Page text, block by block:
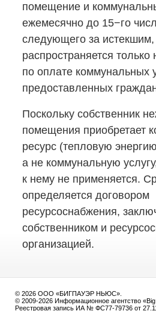
помещение и
ежемесячно до 15−го
следующего за истекшим,
распространяется
по оплате коммунальных
предоставленных
Поскольку собственник
помещения приобретает
ресурс (тепловую
а не коммунальную
к нему не применяется.
определяется договором
ресурсоснабжения,
собственником и
организацией.
© 2026 ООО «БИГПАУЭР НЬЮС».
© 2009-2026 Информационное агентство
Реестровая запись ИА № ФС77-79736 от